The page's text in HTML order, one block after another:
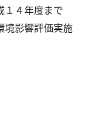
１４年度まで
境影響評価実施